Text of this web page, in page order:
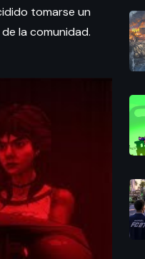
tomarse un
la comunidad.